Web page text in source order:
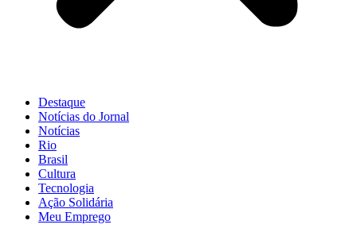
Destaque
Notícias do Jornal
Notícias
Rio
Brasil
Cultura
Tecnologia
Ação Solidária
Meu Emprego